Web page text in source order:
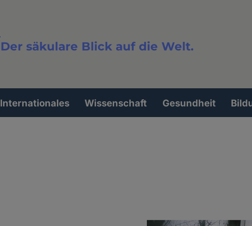
Der säkulare Blick auf die Welt.
Volltextsuche
Internationales Wissenschaft Gesundheit